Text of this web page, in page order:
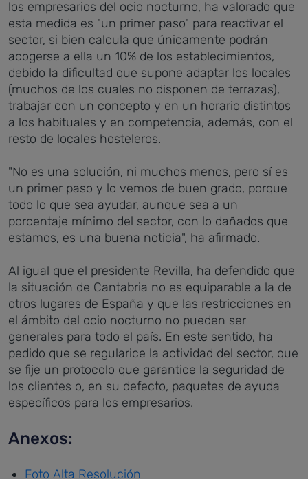
los empresarios del ocio nocturno, ha valorado que
esta medida es "un primer paso" para reactivar el
sector, si bien calcula que únicamente podrán
acogerse a ella un 10% de los establecimientos,
debido la dificultad que supone adaptar los locales
(muchos de los cuales no disponen de terrazas),
trabajar con un concepto y en un horario distintos
a los habituales y en competencia, además, con el
resto de locales hosteleros.
"No es una solución, ni muchos menos, pero sí es
un primer paso y lo vemos de buen grado, porque
todo lo que sea ayudar, aunque sea a un
porcentaje mínimo del sector, con lo dañados que
estamos, es una buena noticia", ha afirmado.
Al igual que el presidente Revilla, ha defendido que
la situación de Cantabria no es equiparable a la de
otros lugares de España y que las restricciones en
el ámbito del ocio nocturno no pueden ser
generales para todo el país. En este sentido, ha
pedido que se regularice la actividad del sector, que
se fije un protocolo que garantice la seguridad de
los clientes o, en su defecto, paquetes de ayuda
específicos para los empresarios.
Anexos:
Foto Alta Resolución